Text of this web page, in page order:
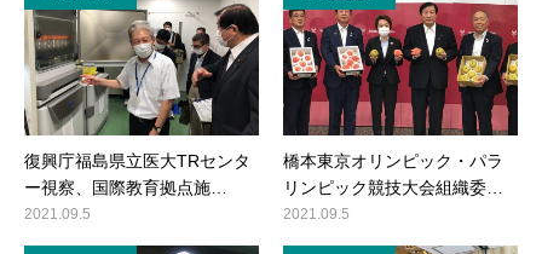
復興庁福島県立医大TRセンタ
ー視察、国際教育拠点施…
2021.09.5
橋本東京オリンピック・パラ
リンピック競技大会組織委…
2021.09.5